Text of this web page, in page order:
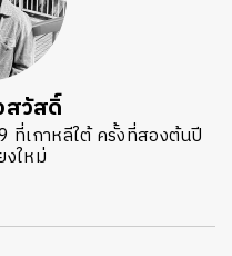
วัสดิ์
ที่เกาหลีใต้ ครั้งที่สองต้นปี
ใหม่